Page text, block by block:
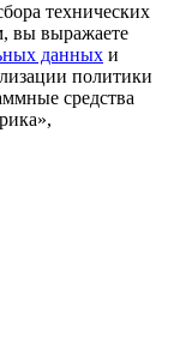
технических
вы выражаете
данных и
политики
средства